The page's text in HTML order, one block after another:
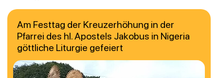
Am Festtag der Kreuzerhöhung in der
Pfarrei des hl. Apostels Jakobus in Nigeria
göttliche Liturgie gefeiert